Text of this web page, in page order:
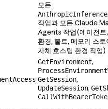
모든
작업과 모든 Claude
Agents 작업(에이전트
환경, 볼트, 메모리 스토
자체 호스팅 환경 작업)
GetEnvironment,
GetSession,
UpdateSession,